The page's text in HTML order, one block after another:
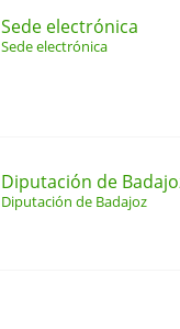
Sede electrónica
Sede electrónica
Diputación de
Diputación de Badajoz